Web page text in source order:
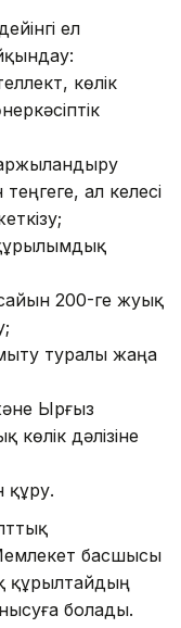
ел
көлік
ал келесі
200-ге жуық
туралы жаңа
Ырғыз
дәлізіне
құру.
басшысы
құрылтайдың
болады.